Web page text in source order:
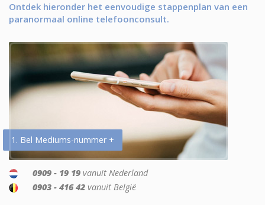
Ontdek hieronder het eenvoudige stappenplan van een
paranormaal online telefoonconsult.
1. Bel Mediums-nummer +
0909 - 19 19 vanuit Nederland
0903 - 416 42 vanuit België